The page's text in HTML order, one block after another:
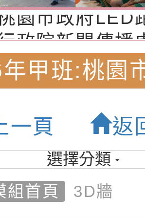
活動」海報電
全宣導標語播
導影像素材
園市政府LED
LCD託播影片
政院新聞傳播
共服務政策溝
市馬祖新村眷
地有聲》主題
市辦理115年
力研習營 「正
與生命教育(
桃園市政府LED
LCD託播影片
2026台東博
子檔及活動介
園市政府家庭
桃家7月課程資
新鮮人」
本局115年「暑
春專案」LED
合政府政策宣導
甲班:桃園
民小學-優質
一頁 返
選擇分類
組首頁
3D牆